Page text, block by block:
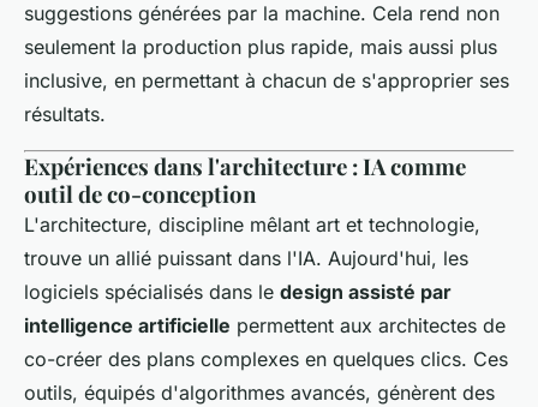
suggestions générées par la machine. Cela rend non
seulement la production plus rapide, mais aussi plus
inclusive, en permettant à chacun de s'approprier ses
résultats.
Expériences dans l'architecture : IA comme
outil de co-conception
L'architecture, discipline mêlant art et technologie,
trouve un allié puissant dans l'IA. Aujourd'hui, les
logiciels spécialisés dans le design assisté par
intelligence artificielle permettent aux architectes de
co-créer des plans complexes en quelques clics. Ces
outils, équipés d'algorithmes avancés, génèrent des